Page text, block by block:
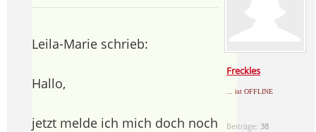
Freckles
... ist OFFLINE
Beiträge: 38
Leila-Marie schrieb:
Hallo,
jetzt melde ich mich doch noch